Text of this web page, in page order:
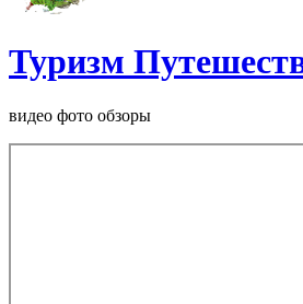
Туризм
видео фото обзоры